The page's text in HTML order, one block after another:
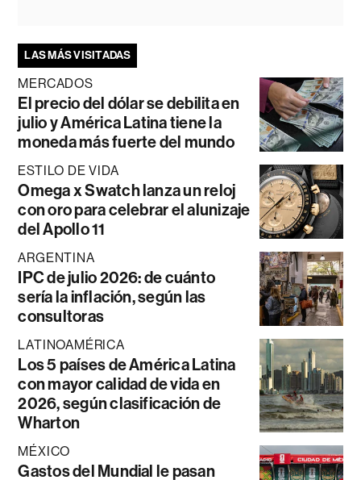
LAS MÁS VISITADAS
MERCADOS
El precio del dólar se debilita en
julio y América Latina tiene la
moneda más fuerte del mundo
ESTILO DE VIDA
Omega x Swatch lanza un reloj
con oro para celebrar el alunizaje
del Apollo 11
ARGENTINA
IPC de julio 2026: de cuánto
sería la inflación, según las
consultoras
LATINOAMÉRICA
Los 5 países de América Latina
con mayor calidad de vida en
2026, según clasificación de
Wharton
MÉXICO
Gastos del Mundial le pasan